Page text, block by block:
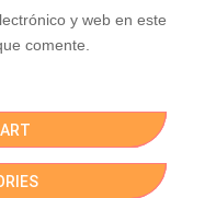
y web en este
comente.